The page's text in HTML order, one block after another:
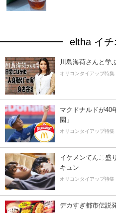
eltha イ
川島海荷さんと学
オリコンタイアップ特集
マクドナルドが40
園」
オリコンタイアップ特集
イケメンてんこ盛
キュン
オリコンタイアップ特集
デカすぎ都市伝説